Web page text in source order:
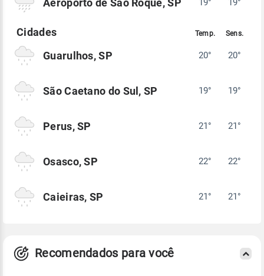
Aeroporto de São Roque, SP 19° 19°
Guarulhos, SP 20° 20°
São Caetano do Sul, SP 19° 19°
Perus, SP 21° 21°
Osasco, SP 22° 22°
Caieiras, SP 21° 21°
Recomendados para você